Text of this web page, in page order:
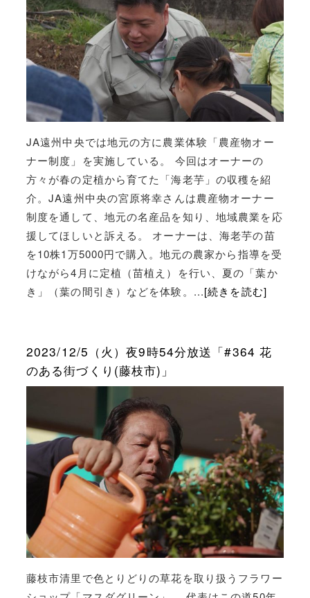
JA遠州中央では地元の方に農業体験「農産物オー
ナー制度」を実施している。 今回はオーナーの
方々が春の定植から育てた「海老芋」の収穫を紹
介。JA遠州中央の宮原将幸さんは農産物オーナー
制度を通して、地元の名産品を知り、地域農業を応
援してほしいと訴える。 オーナーは、海老芋の苗
を10株1万5000円で購入。地元の農家から指導を受
けながら4月に定植（苗植え）を行い、夏の「葉か
き」（葉の間引き）などを体験。...[続きを読む]
2023/12/5（火）夜9時54分放送「#364 花
のある街づくり(藤枝市)」
藤枝市清里で色とりどりの草花を取り扱うフラワー